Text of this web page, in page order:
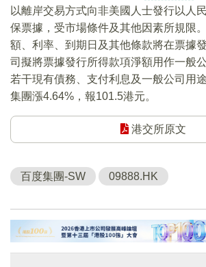
以離岸交易方式向非美國人士發行以人
保票據，受市場條件及其他因素所規限
額、利率、到期日及其他條款將在票據
司擬將票據發行所得款項淨額用作一般
若干現有債務、支付利息及一般公司用
集團漲4.64%，報101.5港元。
港交所原文
百度集團-SW 09888.HK